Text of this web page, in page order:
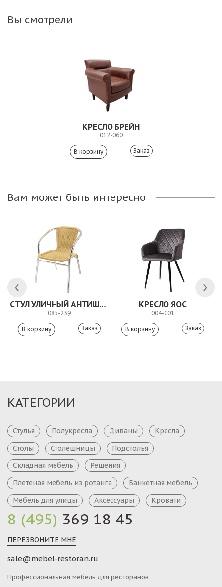
Вы смотрели
КРЕСЛО БРЕЙН
012-060
Заказ
Вам может быть интересно
СТУЛ УЛИЧНЫЙ АНТИШОН
085-239
Заказ
КРЕСЛО ЯОС
004-001
Заказ
8 (495) 369 18 45
ПЕРЕЗВОНИТЕ МНЕ
sale@mebel-restoran.ru
Профессиональная мебель для ресторанов
КАТЕГОРИИ
Стулья Полукресла Диваны
Кресла
Столы
Столешницы
Подстолья
Складная мебель
Решения
Плетеная мебель из ротанга
Банкетная мебель
Мебель для улицы
Аксессуары Кровати